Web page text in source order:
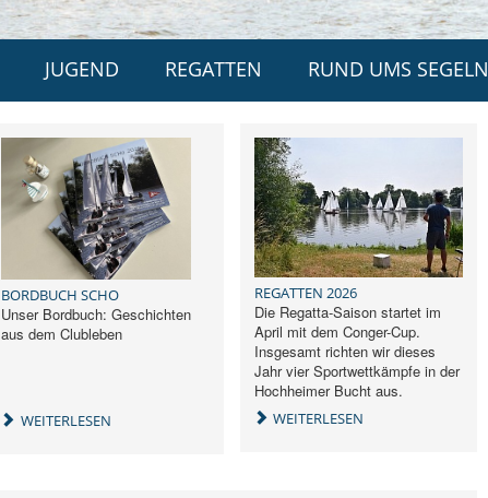
JUGEND REGATTEN RUND UMS SEGELN
BORDBUCH SCHO
Unser Bordbuch: Geschichten
aus dem Clubleben
WEITERLESEN
REGATTEN 2026
Die Regatta-Saison startet im
April mit dem Conger-Cup.
Insgesamt richten wir dieses
Jahr vier Sportwettkämpfe in der
Hochheimer Bucht aus.
WEITERLESEN